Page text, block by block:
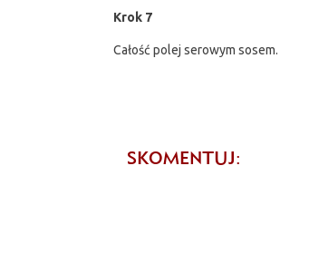
Krok 7
Całość polej serowym sosem.
SKOMENTUJ: